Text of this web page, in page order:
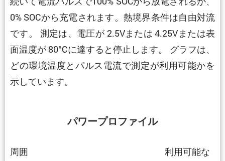
0% SOCから充電されます。熱境界条件は自由対流
です。 測定は、電圧が 2.5Vまたは 4.25Vまたは表
面温度が 80°Cに達すると停止します。 グラフは、
どの環境温度とパルス電流で測定が利用可能かを
示しています。
パワープロファイル
周囲
利用可能な